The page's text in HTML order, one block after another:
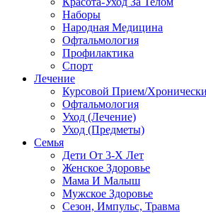
Наборы
Народная Медицина
Офтальмология
Профилактика
Спорт
Лечение
Курсовой Прием/
Офтальмология
Уход (Лечение)
Уход (Предметы)
Семья
Дети От 3-Х Лет
Женское Здоровье
Мама И Малыш
Мужское Здоровье
Сезон, Импульс, Травма